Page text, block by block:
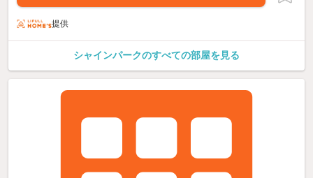
提供
シャインパークのすべての部屋を見る